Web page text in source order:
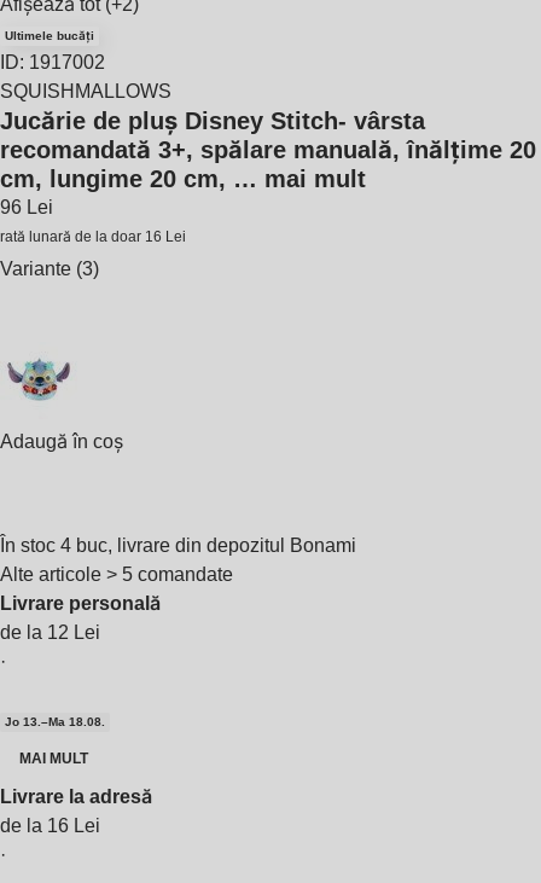
Afișează tot(+2)
Ultimele bucăți
ID: 1917002
SQUISHMALLOWS
Jucărie de pluș Disney Stitch- vârsta
recomandată 3+, spălare manuală, înălțime 20
cm, lungime 20 cm, … mai mult
96 Lei
rată lunară de la doar 16 Lei
Variante (3)
Adaugă în coș
În stoc 4 buc, livrare din depozitul Bonami
Alte articole > 5 comandate
Livrare personală
de la 12 Lei
·
Jo 13.–Ma 18.08.
MAI MULT
Livrare la adresă
de la 16 Lei
·